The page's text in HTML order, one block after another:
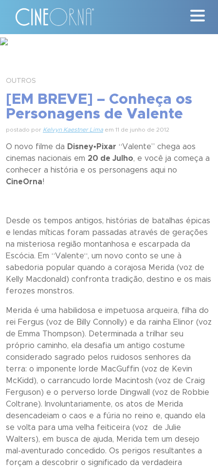
#ClássicosCineOrna
Nossa História
Contato
OUTROS
[EM BREVE] – Conheça os
Personagens de Valente
postado por Kelvyn Kaestner Lima em 11 de junho de 2012
O novo filme da Disney•Pixar “Valente” chega aos
cinemas nacionais em 20 de Julho, e você ja começa a
conhecer a história e os personagens aqui no
CineOrna!
Desde os tempos antigos, histórias de batalhas épicas
e lendas míticas foram passadas através de gerações
na misteriosa região montanhosa e escarpada da
Escócia. Em “Valente“, um novo conto se une à
sabedoria popular quando a corajosa Merida (voz de
Kelly Macdonald) confronta tradição, destino e os mais
ferozes monstros.
Merida é uma habilidosa e impetuosa arqueira, filha do
rei Fergus (voz de Billy Connolly) e da rainha Elinor (voz
de Emma Thompson). Determinada a trilhar seu
próprio caminho, ela desafia um antigo costume
considerado sagrado pelos ruidosos senhores da
terra: o imponente lorde MacGuffin (voz de Kevin
McKidd), o carrancudo lorde Macintosh (voz de Craig
Ferguson) e o perverso lorde Dingwall (voz de Robbie
Coltrane). Involuntariamente, os atos de Merida
desencadeiam o caos e a fúria no reino e, quando ela
se volta para uma velha feiticeira (voz de Julie
Walters), em busca de ajuda, Merida tem um desejo
mal-aventurado concedido. Os perigos resultantes a
forçam a descobrir o significado da verdadeira